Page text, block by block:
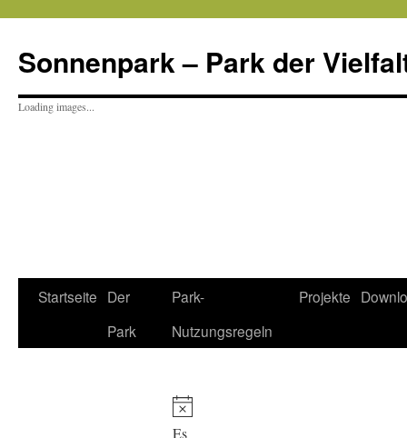
Sonnenpark – Park der
Loading images...
Startseite Der
Park
Park-
Nutzungsregeln
Projekte
Es